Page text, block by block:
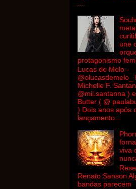
une
protagonismo
Lucas de Melo -
@olucasdemelo_
Michelle F.
@mii.santanna )
Butter ( @
) Dois anos após
lançamento...
viva
Renato Sanson
bandas parecem